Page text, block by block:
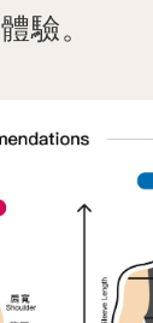
驗。